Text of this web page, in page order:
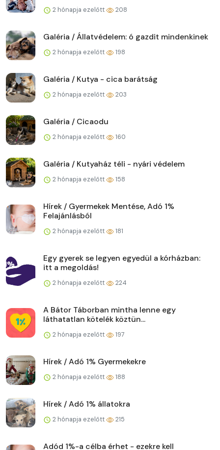
2 hónapja ezelőtt 208
Galéria / Állatvédelem: ó gazdit mindenkinek
2 hónapja ezelőtt 198
Galéria / Kutya - cica barátság
2 hónapja ezelőtt 203
Galéria / Cicaodu
2 hónapja ezelőtt 160
Galéria / Kutyaház téli - nyári védelem
2 hónapja ezelőtt 158
Hírek / Gyermekek Mentése, Adó 1%
Felajánlásból
2 hónapja ezelőtt 181
Egy gyerek se legyen egyedül a kórházban:
itt a megoldás!
2 hónapja ezelőtt 224
A Bátor Táborban mintha lenne egy
láthatatlan kötelék köztün...
2 hónapja ezelőtt 197
Hírek / Adó 1% Gyermekekre
2 hónapja ezelőtt 188
Hírek / Adó 1% állatokra
2 hónapja ezelőtt 215
Adód 1%-a célba érhet - ezekre kell